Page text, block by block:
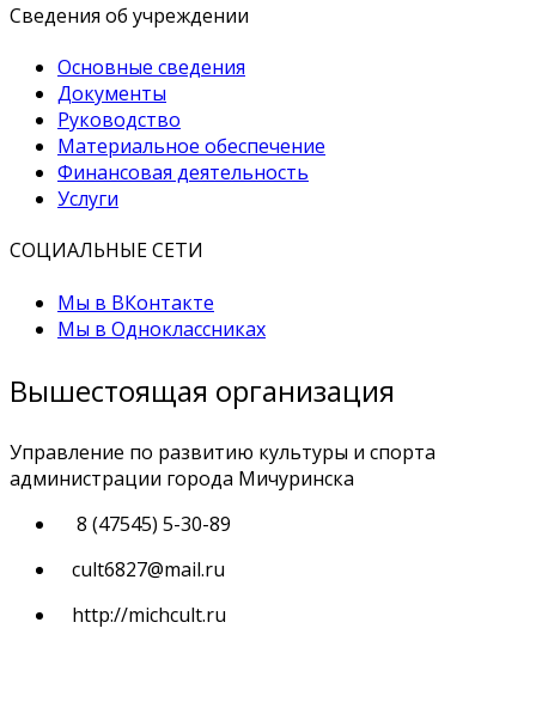
Сведения об учреждении
Основные сведения
Документы
Руководство
Материальное обеспечение
Финансовая деятельность
Услуги
СОЦИАЛЬНЫЕ СЕТИ
Мы в ВКонтакте
Мы в Одноклассниках
Вышестоящая организация
Управление по развитию культуры и спорта
администрации города Мичуринска
8 (47545) 5-30-89
cult6827@mail.ru
http://michcult.ru